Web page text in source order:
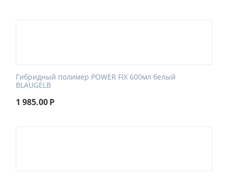
Гибридный полимер POWER FIX 600мл белый
BLAUGELB
1 985.00Р